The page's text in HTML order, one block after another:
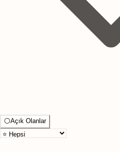
⚪Açık Olanlar